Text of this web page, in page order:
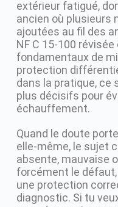
extérieur fatigué,
ancien où plusieurs
ajoutées au fil des
NF C 15-100
fondamentaux de
protection
dans la pratique, ce
plus décisifs pour
échauffement.
Quand le doute
elle-même, le sujet
absente, mauvaise
forcément le
une protection
diagnostic. Si tu